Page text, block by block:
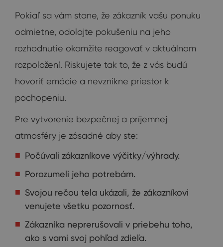
Pokiaľ sa vám stane, že zákazník vašu ponuku
odmietne, odolajte pokušeniu na jeho
rozhodnutie okamžite reagovať v aktuálnom
rozpoložení. Riskujete tak to, že z vás budú
hovoriť emócie a nevznikne priestor k
pochopeniu.
Pre vytvorenie bezpečnej a príjemnej
atmosféry je zásadné aby ste:
Počúvali zákazníkove výčitky/výhrady.
Porozumeli jeho potrebám.
Svojou rečou tela ukázali, že zákazníkovi
venujete všetku pozornosť.
Zákazníka neprerušovali v priebehu toho,
ako s vami svoj pohľad zdieľa.